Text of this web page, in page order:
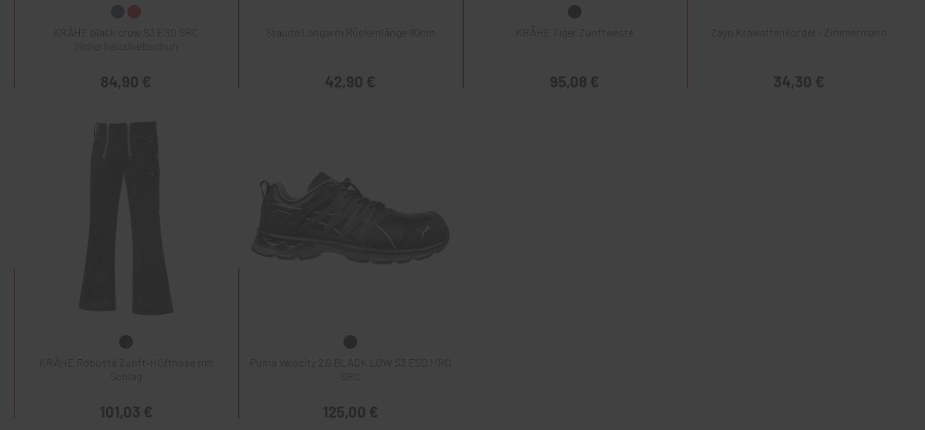
KRÄHE black crow S3 ESD SRC
Sicherheitshalbschuh
84,90 €
Staude Langarm Rückenlänge 90cm
42,90 €
KRÄHE Tiger Zunftweste
95,08 €
Zayn Krawattenkordel - Zimmermann
34,30 €
KRÄHE Robusta Zunft-Hüfthose mit
Schlag
101,03 €
Puma Velocity 2.0 BLACK LOW S3 ESD HRO
125,00 €